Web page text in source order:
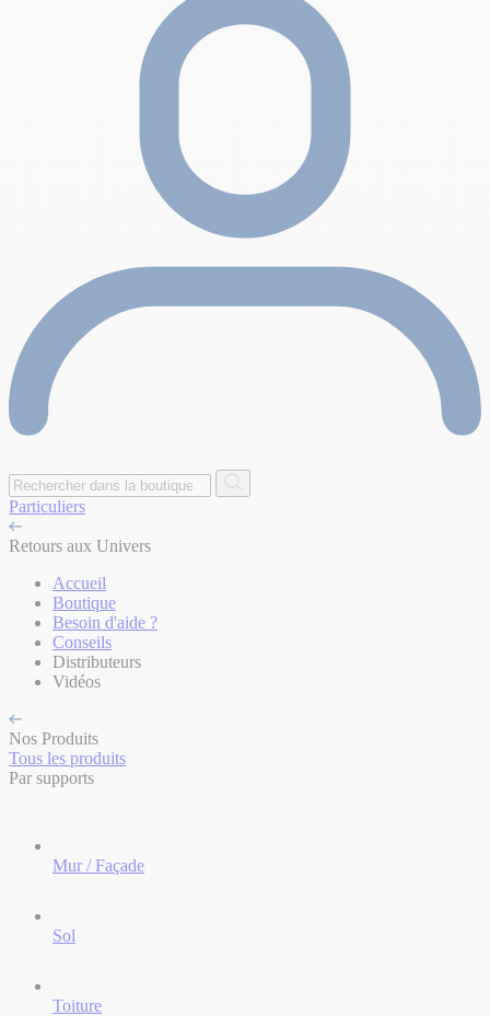
Particuliers
Retours aux Univers
Accueil
Boutique
Besoin d'aide ?
Conseils
Distributeurs
Vidéos
Nos Produits
Tous les produits
Par supports
Mur / Façade
Sol
Toiture